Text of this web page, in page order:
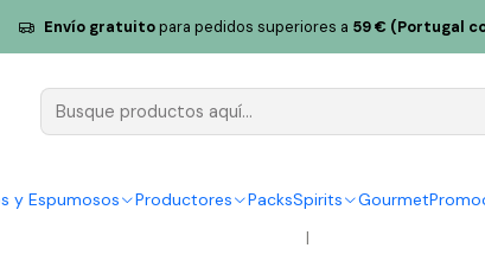
y Espumosos Productores PacksSpirits Gourmet
Envío gratuitopara pedidos superiores a 59 € (Portugal
Casa das Hortas Vale do Gaio Reserva Signature
Casa
75cl
|